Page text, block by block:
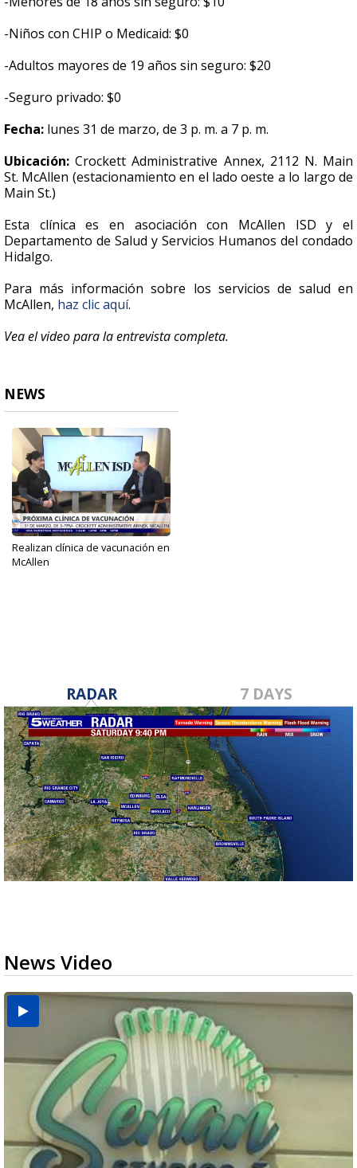
-Niños con CHIP o Medicaid: $0
-Adultos mayores de 19 años sin seguro: $20
-Seguro privado: $0
Fecha: lunes 31 de marzo, de 3 p. m. a 7 p. m.
Ubicación: Crockett Administrative Annex, 2112 N. Main
St. McAllen (estacionamiento en el lado oeste a lo largo de
Main St.)
Esta clínica es en asociación con McAllen ISD y el
Departamento de Salud y Servicios Humanos del condado
Hidalgo.
Para más información sobre los servicios de salud en
McAllen, haz clic aquí.
Vea el video para la entrevista completa.
NEWS
Realizan clínica de vacunación en
McAllen
RADAR 7 DAYS
News Video